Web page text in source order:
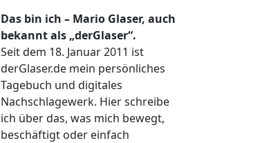
Das bin ich – Mario Glaser, auch
bekannt als „derGlaser“.
Seit dem 18. Januar 2011 ist
derGlaser.de mein persönliches
Tagebuch und digitales
Nachschlagewerk. Hier schreibe
ich über das, was mich bewegt,
beschäftigt oder einfach